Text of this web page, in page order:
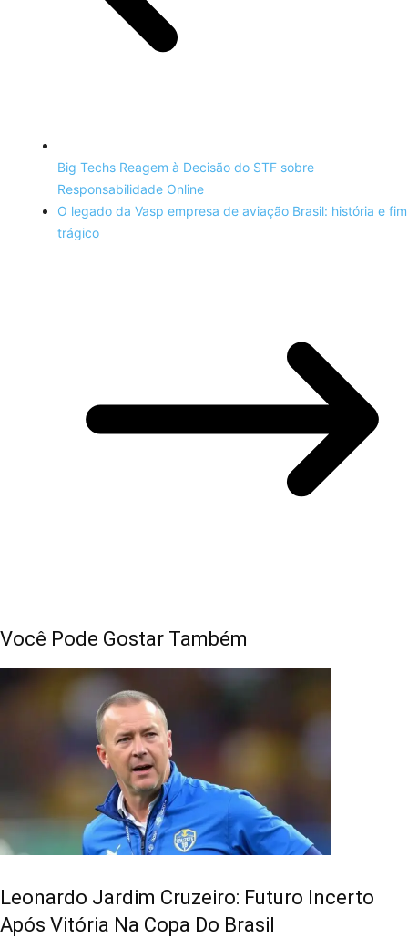
Big Techs Reagem à Decisão do STF sobre
Responsabilidade Online
O legado da Vasp empresa de aviação Brasil: história e fim
trágico
Você Pode Gostar Também
Leonardo Jardim Cruzeiro: Futuro Incerto
Após Vitória Na Copa Do Brasil